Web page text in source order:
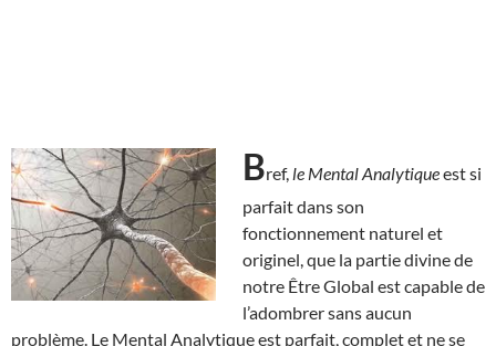
Bref, le Mental Analytiqueest si
parfait dans son
fonctionnement naturel et
originel, que la partie divine de
notre Être Global est capable de
l’adombrer sans aucun
problème. Le Mental Analytique est parfait, complet et ne se